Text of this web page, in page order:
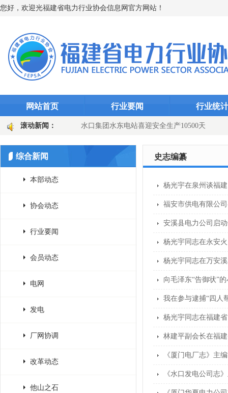
您好，欢迎光福建省电力行业协会信息网官方网站！
网站首页 行业要闻 行业统计
滚动新闻：
智能防线”（图文) 水口集团水东电站喜迎安全生产10500天
国网长汀县供电公司：主变换“心”提质效 乡镇电网添动能（图文
综合新闻
本部动态
协会动态
行业要闻
会员动态
电网
发电
厂网协调
改革动态
他山之石
史志编纂
杨光宇在泉州谈福
福安市供电有限公
安溪县电力公司启
杨光宇同志在永安
杨光宇同志在万安
向毛泽东“告御状”
我在参与逮捕“四人
杨光宇同志在福建
林建平副会长在福
《厦门电厂志》主
《水口发电公司志